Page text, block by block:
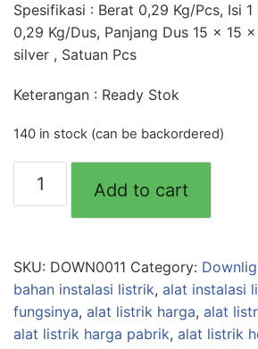
Spesifikasi : Berat 0,29 Kg/Pcs, Isi 1
0,29 Kg/Dus, Panjang Dus 15 x 15
silver , Satuan Pcs
Keterangan : Ready Stok
140 in stock (can be backordered)
(176)
quantity
Add to cart
SKU: DOWN0011 Category:
bahan instalasi listrik, alat instalasi
fungsinya, alat listrik harga, alat
alat listrik harga pabrik, alat listrik